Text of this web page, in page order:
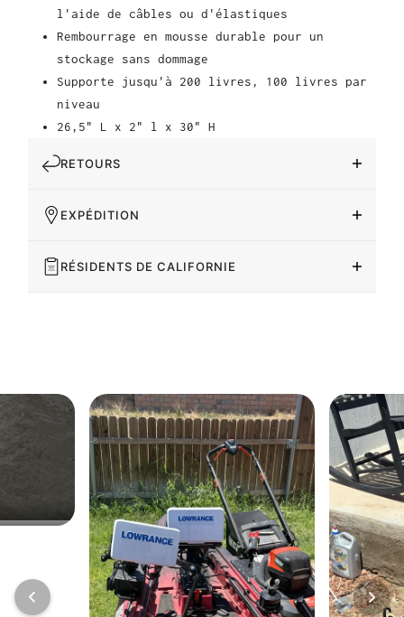
l'aide de câbles ou d'élastiques
Rembourrage en mousse durable pour un
stockage sans dommage
Supporte jusqu'à 200 livres, 100 livres par
niveau
26,5" L x 2" l x 30" H
RETOURS
EXPÉDITION
RÉSIDENTS DE CALIFORNIE